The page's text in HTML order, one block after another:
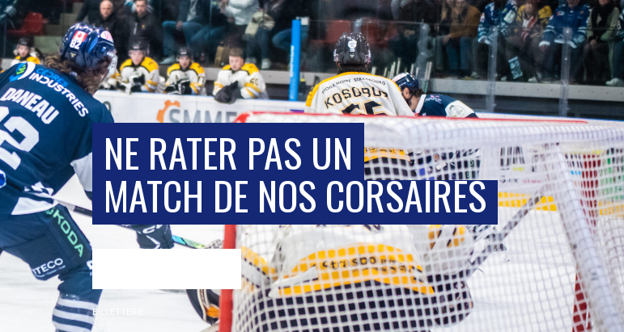
NE RATER PAS UN
MATCH DE NOS CORSAIRES
BILLETTERIE